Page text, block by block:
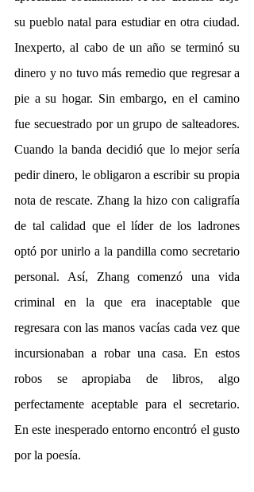
su pueblo natal para estudiar en otra ciudad.
Inexperto, al cabo de un año se terminó su
dinero y no tuvo más remedio que regresar a
pie a su hogar. Sin embargo, en el camino
fue secuestrado por un grupo de salteadores.
Cuando la banda decidió que lo mejor sería
pedir dinero, le obligaron a escribir su propia
nota de rescate. Zhang la hizo con caligrafía
de tal calidad que el líder de los ladrones
optó por unirlo a la pandilla como secretario
personal. Así, Zhang comenzó una vida
criminal en la que era inaceptable que
regresara con las manos vacías cada vez que
incursionaban a robar una casa. En estos
robos se apropiaba de libros, algo
perfectamente aceptable para el secretario.
En este inesperado entorno encontró el gusto
por la poesía.